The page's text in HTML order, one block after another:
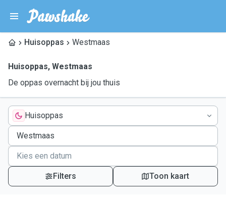
Huisoppas Westmaas
Huisoppas, Westmaas
De oppas overnacht bij jou thuis
Huisoppas
Filters Toon kaart